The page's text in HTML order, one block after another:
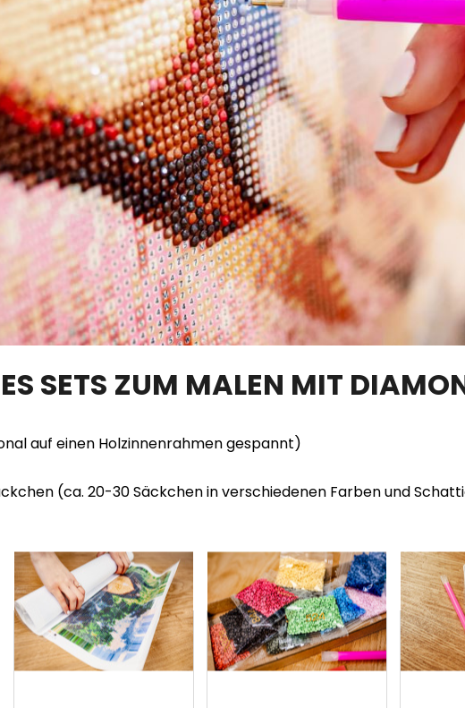
SETS ZUM MALEN MIT
auf einen Holzinnenrahmen gespannt)
(ca. 20-30 Säckchen in verschiedenen Farben und